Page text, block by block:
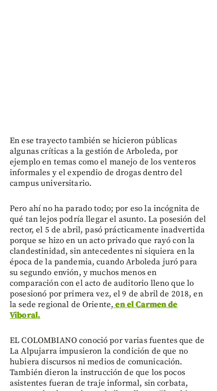
En ese trayecto también se hicieron públicas
algunas críticas a la gestión de Arboleda, por
ejemplo en temas como el manejo de los venteros
informales y el expendio de drogas dentro del
campus universitario.
Pero ahí no ha parado todo; por eso la incógnita de
qué tan lejos podría llegar el asunto. La posesión del
rector, el 5 de abril, pasó prácticamente inadvertida
porque se hizo en un acto privado que rayó con la
clandestinidad, sin antecedentes ni siquiera en la
época de la pandemia, cuando Arboleda juró para
su segundo envión, y muchos menos en
comparación con el acto de auditorio lleno que lo
posesionó por primera vez, el 9 de abril de 2018, en
la sede regional de Oriente, en el Carmen de
Viboral.
EL COLOMBIANO conoció por varias fuentes que de
La Alpujarra impusieron la condición de que no
hubiera discursos ni medios de comunicación.
También dieron la instrucción de que los pocos
asistentes fueran de traje informal, sin corbata,